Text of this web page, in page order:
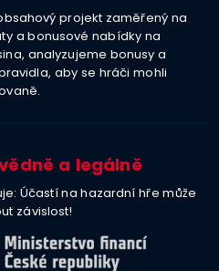
projekt zaměřený na
a bonusové nabídky na
analyzujeme bonusy a
aby se hráči mohli
a legálně
Účastí na hazardní hře může
závislost!